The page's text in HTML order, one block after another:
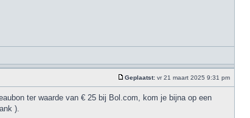
Geplaatst: vr 21 maart 2025 9:31 pm
ter waarde van € 25 bij Bol.com, kom je bijna op een
).